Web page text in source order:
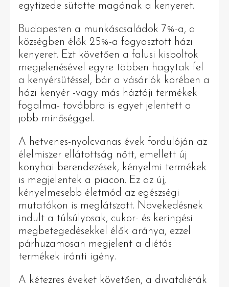
egytizede sütötte magának a kenyeret.
Budapesten a munkáscsaládok 7%-a, a
községben élők 25%-a fogyasztott házi
kenyeret. Ezt követően a falusi kisboltok
megjelenésével egyre többen hagytak fel
a kenyérsütéssel, bár a vásárlók körében a
házi kenyér -vagy más háztáji termékek
fogalma- továbbra is egyet jelentett a
jobb minőséggel.
A hetvenes-nyolcvanas évek fordulóján az
élelmiszer ellátottság nőtt, emellett új
konyhai berendezések, kényelmi termékek
is megjelentek a piacon. Ez az új,
kényelmesebb életmód az egészségi
mutatókon is meglátszott. Növekedésnek
indult a túlsúlyosak, cukor- és keringési
megbetegedésekkel élők aránya, ezzel
párhuzamosan megjelent a diétás
termékek iránti igény.
A kétezres éveket követően, a divatdiéták